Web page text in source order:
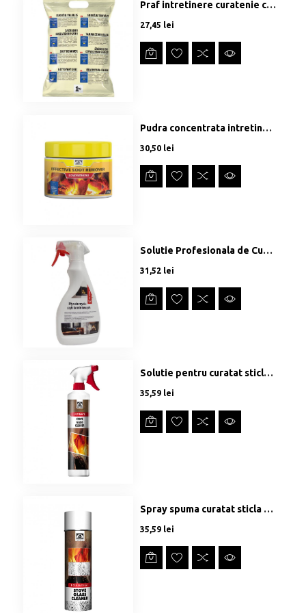
Praf intretinere curatenie cos fum - 1kg
Preț
27,45 lei
Pudra concentrata intretinere curatenie cos fum - 0.5kg
Preț
30,50 lei
Solutie Profesionala de Curatat STICLA SEMINEU
Preț
31,52 lei
Solutie pentru curatat sticla - SEMINEU / SOBA - 500ml
Preț
35,59 lei
Spray spuma curatat sticla - SEMINEU / SOBA - 500ml
Preț
35,59 lei